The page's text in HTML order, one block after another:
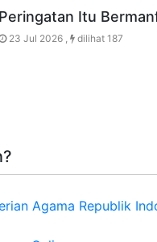
Peringatan Itu
23 Jul 2026 , dilihat 187